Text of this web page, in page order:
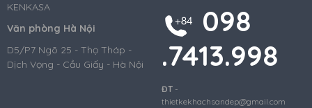
KENKASA
Văn phòng Hà Nội
D5/P7 Ngõ 25 - Thọ Tháp -
Dịch Vọng - Cầu Giấy - Hà Nội
098
.7413.998
ĐT-
thietkekhachsandep@gmail.com